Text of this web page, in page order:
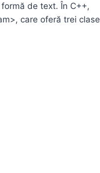
de text. În C++,
care oferă trei clase